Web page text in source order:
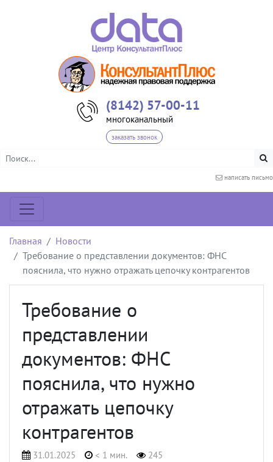
(8142) 57-00-11
многоканальный
заказать звонок
написать письмо
Главная
Новости
Требование о представлении документов: ФНС
пояснила, что нужно отражать цепочку контрагентов
Требование о
представлении
документов: ФНС
пояснила, что нужно
отражать цепочку
контрагентов
31.01.2025 < 1 мин. 245